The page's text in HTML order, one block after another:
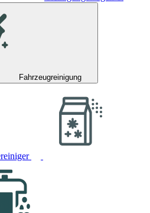
Fahrzeugreinigung